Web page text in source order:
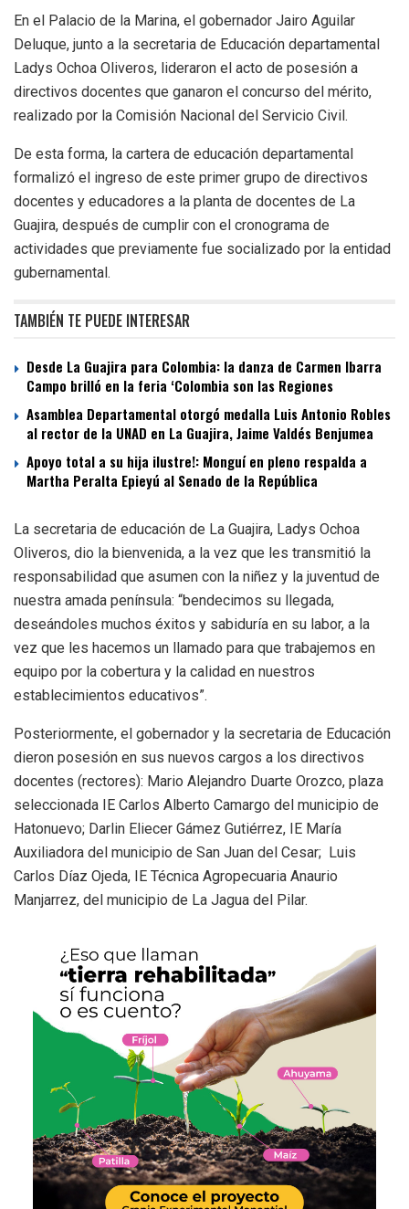
En el Palacio de la Marina, el gobernador Jairo Aguilar
Deluque, junto a la secretaria de Educación departamental
Ladys Ochoa Oliveros, lideraron el acto de posesión a
directivos docentes que ganaron el concurso del mérito,
realizado por la Comisión Nacional del Servicio Civil.
De esta forma, la cartera de educación departamental
formalizó el ingreso de este primer grupo de directivos
docentes y educadores a la planta de docentes de La
Guajira, después de cumplir con el cronograma de
actividades que previamente fue socializado por la entidad
gubernamental.
TAMBIÉN TE PUEDE INTERESAR
Desde La Guajira para Colombia: la danza de Carmen Ibarra
Campo brilló en la feria ‘Colombia son las Regiones
Asamblea Departamental otorgó medalla Luis Antonio Robles
al rector de la UNAD en La Guajira, Jaime Valdés Benjumea
Apoyo total a su hija ilustre!: Monguí en pleno respalda a
Martha Peralta Epieyú al Senado de la República
La secretaria de educación de La Guajira, Ladys Ochoa
Oliveros, dio la bienvenida, a la vez que les transmitió la
responsabilidad que asumen con la niñez y la juventud de
nuestra amada península: “bendecimos su llegada,
deseándoles muchos éxitos y sabiduría en su labor, a la
vez que les hacemos un llamado para que trabajemos en
equipo por la cobertura y la calidad en nuestros
establecimientos educativos”.
Posteriormente, el gobernador y la secretaria de Educación
dieron posesión en sus nuevos cargos a los directivos
docentes (rectores): Mario Alejandro Duarte Orozco, plaza
seleccionada IE Carlos Alberto Camargo del municipio de
Hatonuevo; Darlin Eliecer Gámez Gutiérrez, IE María
Auxiliadora del municipio de San Juan del Cesar; Luis
Carlos Díaz Ojeda, IE Técnica Agropecuaria Anaurio
Manjarrez, del municipio de La Jagua del Pilar.